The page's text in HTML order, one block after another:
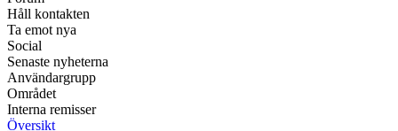
Håll kontakten
Ta emot nya
Social
Senaste nyheterna
Användargrupp
Området
Interna remisser
Översikt